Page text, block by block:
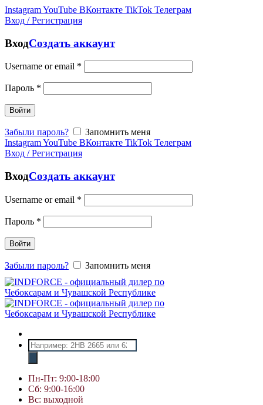
InstagramYouTube ВКонтакте TikTok Телеграм
Вход / Регистрация
ВходСоздать аккаунт
Username or email *
Пароль *
Войти
Забыли пароль?
Запомнить меня
InstagramYouTube ВКонтакте TikTok Телеграм
Вход / Регистрация
ВходСоздать аккаунт
Username or email *
Пароль *
Войти
Забыли пароль? Запомнить меня
Поиск
товаров
Пн-Пт: 9:00-18:00
Сб: 9:00-16:00
Вс: выходной